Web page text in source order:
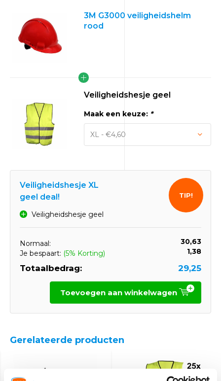
3M G3000 veiligheidshelm
rood
Veiligheidshesje geel
Maak een keuze: *
Veiligheidshesje XL
geel deal!
Veiligheidshesje geel
Normaal:
30,63
Je bespaart: (5% Korting) 1,38
Totaalbedrag: 29,25
TIP!
Toevoegen aan winkelwagen
Gerelateerde producten